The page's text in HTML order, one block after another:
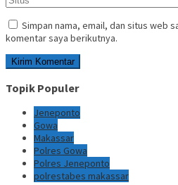
Simpan nama, email, dan situs web
komentar saya berikutnya.
Topik Populer
Jeneponto
Gowa
Makassar
Polres Gowa
Polres Jeneponto
polrestabes makassar